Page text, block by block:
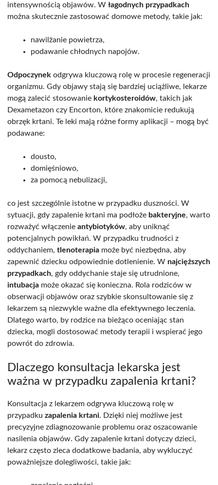
intensywnością objawów. W łagodnych przypadkach
można skutecznie zastosować domowe metody, takie jak:
nawilżanie powietrza,
podawanie chłodnych napojów.
Odpoczynek odgrywa kluczową rolę w procesie regeneracji
organizmu. Gdy objawy stają się bardziej uciążliwe, lekarze
mogą zalecić stosowanie kortykosteroidów, takich jak
Dexametazon czy Encorton, które znakomicie redukują
obrzęk krtani. Te leki mają różne formy aplikacji – mogą być
podawane:
dousto,
domięśniowo,
za pomocą nebulizacji,
co jest szczególnie istotne w przypadku duszności. W
sytuacji, gdy zapalenie krtani ma podłoże bakteryjne, warto
rozważyć włączenie antybiotyków, aby uniknąć
potencjalnych powikłań. W przypadku trudności z
oddychaniem, tlenoterapia może być niezbędna, aby
zapewnić dziecku odpowiednie dotlenienie. W najcięższych
przypadkach, gdy oddychanie staje się utrudnione,
intubacja może okazać się konieczna. Rola rodziców w
obserwacji objawów oraz szybkie skonsultowanie się z
lekarzem są niezwykle ważne dla efektywnego leczenia.
Dlatego warto, by rodzice na bieżąco oceniając stan
dziecka, mogli dostosować metody terapii i wspierać jego
powrót do zdrowia.
Dlaczego konsultacja lekarska jest
ważna w przypadku zapalenia krtani?
Konsultacja z lekarzem odgrywa kluczową rolę w
przypadku zapalenia krtani. Dzięki niej możliwe jest
precyzyjne zdiagnozowanie problemu oraz oszacowanie
nasilenia objawów. Gdy zapalenie krtani dotyczy dzieci,
lekarz często zleca dodatkowe badania, aby wykluczyć
poważniejsze dolegliwości, takie jak: